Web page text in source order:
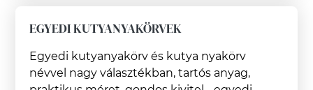
EGYEDI KUTYANYAKÖRVEK
Egyedi kutyanyakörv és kutya nyakörv
névvel nagy választékban, tartós anyag,